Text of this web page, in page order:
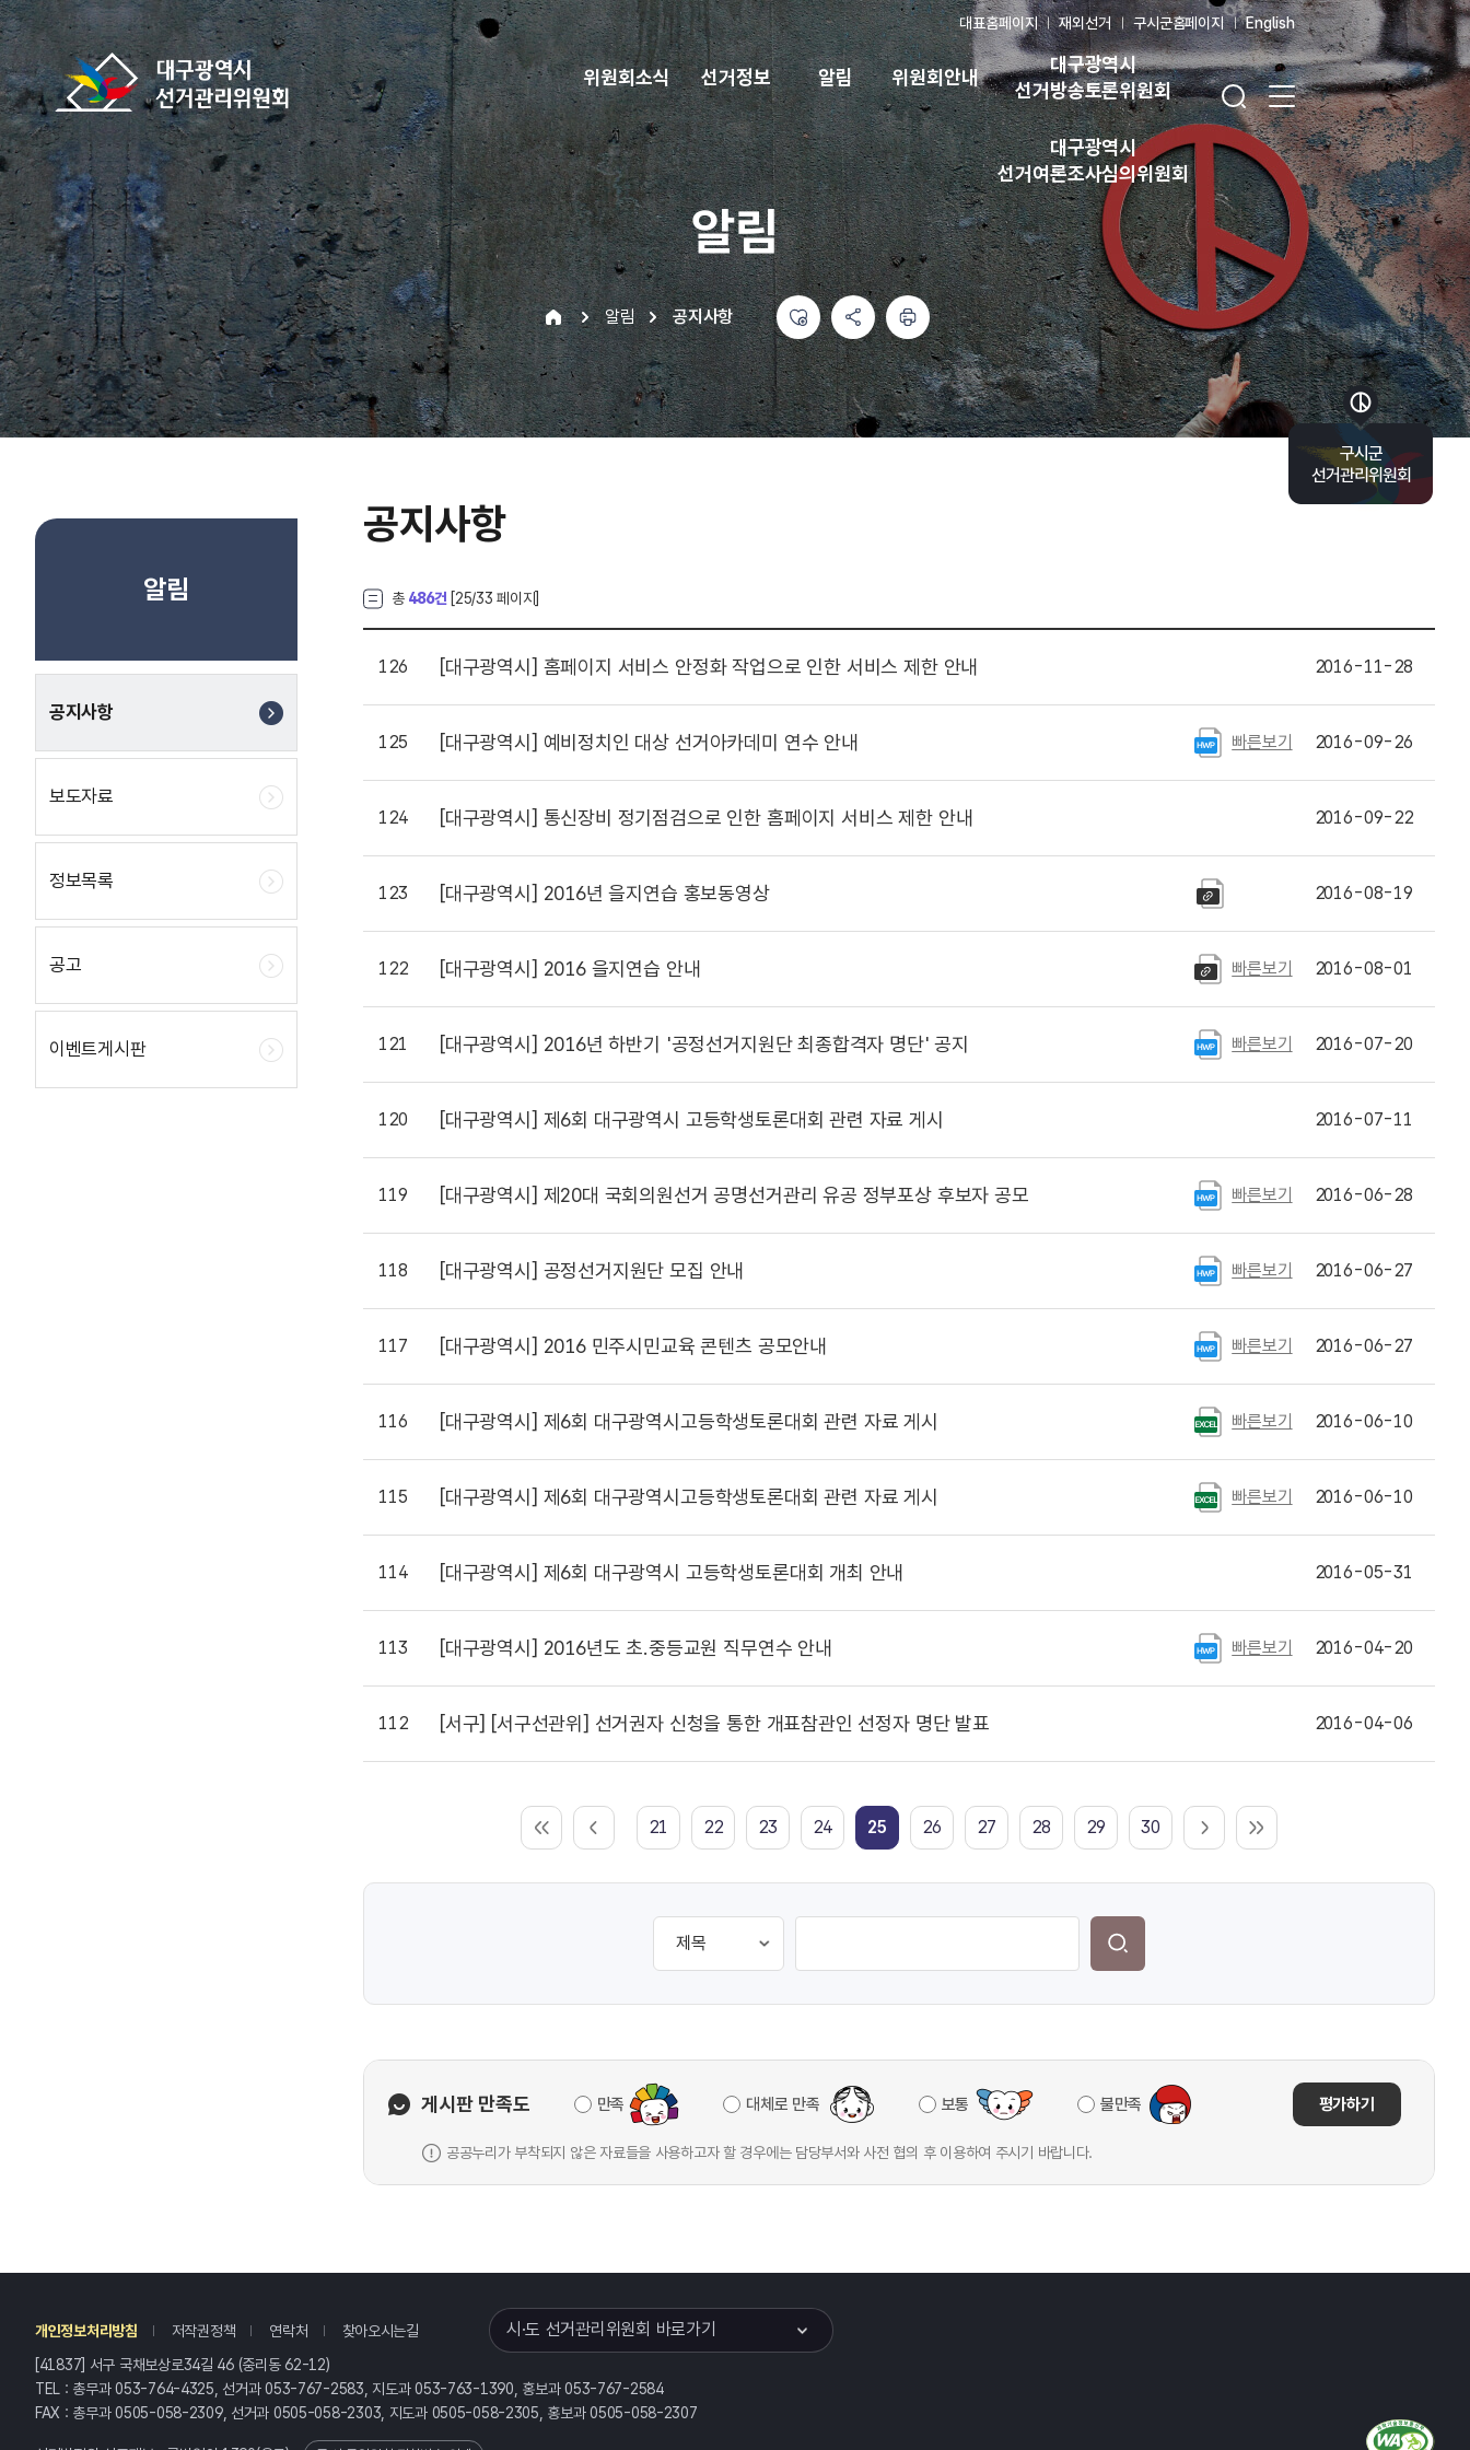
바로가기 메뉴
대표홈페이지 재외선거 구시군홈페이지 English
위원회소식 선거정보 알림 위원회안내
대구광역시
선거방송토론위원회
대구광역시
선거여론조사심의위원회
알림
알림 공지사항
알림
공지사항
보도자료
정보목록
공고
이벤트게시판
공지사항
총 486건 [25/33 페이지]
126 [대구광역시] 홈페이지 서비스 안정화 작업으로 인한 서비스 제한 안내 2016-11-28
125 [대구광역시] 예비정치인 대상 선거아카데미 연수 안내 빠른보기 2016-09-26
124 [대구광역시] 통신장비 정기점검으로 인한 홈페이지 서비스 제한 안내 2016-09-22
123 [대구광역시] 2016년 을지연습 홍보동영상 2016-08-19
122 [대구광역시] 2016 을지연습 안내 빠른보기 2016-08-01
121 [대구광역시] 2016년 하반기 '공정선거지원단 최종합격자 명단' 공지 빠른보기 2016-07-20
120 [대구광역시] 제6회 대구광역시 고등학생토론대회 관련 자료 게시 2016-07-11
119 [대구광역시] 제20대 국회의원선거 공명선거관리 유공 정부포상 후보자 공모 빠른보기 2016-06-28
118 [대구광역시] 공정선거지원단 모집 안내 빠른보기 2016-06-27
117 [대구광역시] 2016 민주시민교육 콘텐츠 공모안내 빠른보기 2016-06-27
116 [대구광역시] 제6회 대구광역시고등학생토론대회 관련 자료 게시 빠른보기 2016-06-10
115 [대구광역시] 제6회 대구광역시고등학생토론대회 관련 자료 게시 빠른보기 2016-06-10
114 [대구광역시] 제6회 대구광역시 고등학생토론대회 개최 안내 2016-05-31
113 [대구광역시] 2016년도 초.중등교원 직무연수 안내 빠른보기 2016-04-20
112 [서구] [서구선관위] 선거권자 신청을 통한 개표참관인 선정자 명단 발표 2016-04-06
21 22 23 24 25 26 27 28 29 30
게시판 만족도 만족 대체로 만족 보통 불만족 평가하기
공공누리가 부착되지 않은 자료들을 사용하고자 할 경우에는 담당부서와 사전 협의 후 이용하여 주시기 바랍니다.
구시군
선거관리위원회
바로가기 목록 열기
개인정보처리방침 저작권정책 연락처 찾아오시는길 시·도 선거관리위원회 바로가기
[41837] 서구 국채보상로34길 46 (중리동 62-12)
TEL : 총무과 053-764-4325, 선거과 053-767-2583, 지도과 053-763-1390, 홍보과 053-767-2584
FAX : 총무과 0505-058-2309, 선거과 0505-058-2303, 지도과 0505-058-2305, 홍보과 0505-058-2307